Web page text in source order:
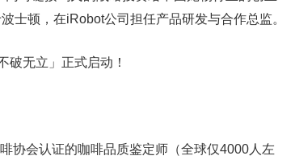
士顿，在iRobot公司担任产品研发与合作总监。
协会认证的咖啡品质鉴定师（全球仅4000人左